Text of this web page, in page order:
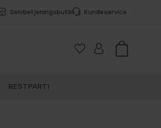
Selvbetjeningsbutik Kundeservice
Kurv
RESTPARTI